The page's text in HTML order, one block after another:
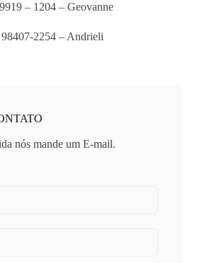
– 1204 – Geovanne
2254 – Andrieli
nós mande um E-mail.